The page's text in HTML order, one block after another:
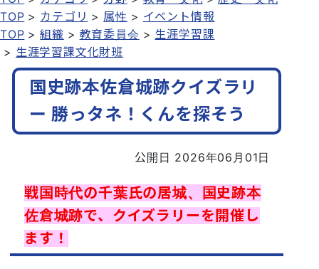
行政
TOP
カテゴリ 属性
イベント情報
TOP
組織 教育委員会
生涯学習課
生涯学習課文化財班
国史跡本佐倉城跡クイズラリ
ー 勝っタネ！くんを探そう
公開日 2026年06月01日
戦国時代の千葉氏の居城、国史跡本
佐倉城跡で、クイズラリーを開催し
ます！